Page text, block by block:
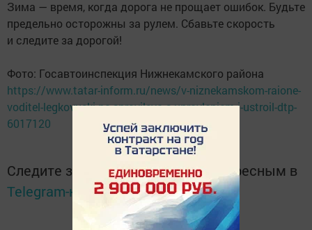
Зима — время, когда дорога не прощает ошибок. Будьте
предельно осторожны за рулем. Сбавьте скорость
и следите за дорогой!
Фото: Госавтоинспекция Нижнекамского района
https://www.tatar-inform.ru/news/v-niznekamskom-raione-
voditel-legkovuski-ne-spravilsya-s-upravleniem-i-ustroil-dtp-
6017120
Следите за самым важным и интересным в
Telegram-каналеТатмедиа